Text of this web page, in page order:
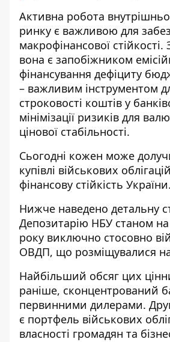
Активна робота
ринку є важливою для
макрофінансової
вона є запобіжником
фінансування дефіциту
– важливим інструментом
строковості коштів у
мінімізації ризиків для
цінової стабільності.
Сьогодні кожен може
купівлі військових
фінансову стійкість України.
Нижче наведено детальну
Депозитарію НБУ станом на
року виключно стосовно
ОВДП, що розміщувалися на
Найбільший обсяг цих
раніше, сконцентрований
первинними дилерами.
є портфель військових
власності громадян та